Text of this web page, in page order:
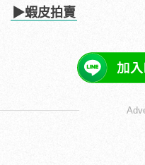
▶蝦皮拍賣